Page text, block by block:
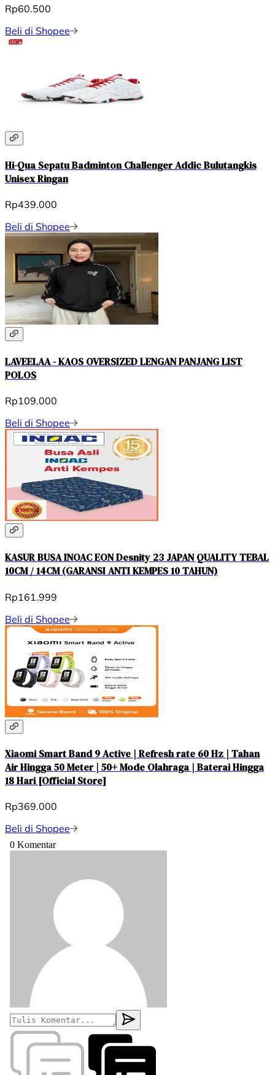
Rp60.500
Beli di Shopee
Hi-Qua Sepatu Badminton Challenger Addic Bulutangkis
Unisex Ringan
Rp439.000
Beli di Shopee
LAVEELAA - KAOS OVERSIZED LENGAN PANJANG LIST
POLOS
Rp109.000
Beli di Shopee
KASUR BUSA INOAC EON Desnity 23 JAPAN QUALITY TEBAL
10CM / 14CM (GARANSI ANTI KEMPES 10 TAHUN)
Rp161.999
Beli di Shopee
Xiaomi Smart Band 9 Active | Refresh rate 60 Hz | Tahan
Air Hingga 50 Meter | 50+ Mode Olahraga | Baterai Hingga
18 Hari [Official Store]
Rp369.000
Beli di Shopee